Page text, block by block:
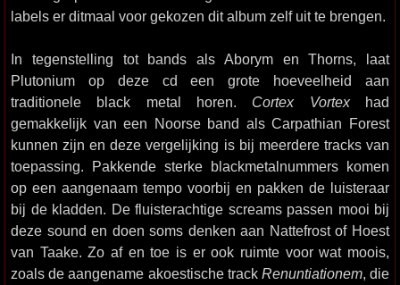
labels er ditmaal voor gekozen dit album zelf uit te brengen.
In tegenstelling tot bands als Aborym en Thorns, laat
Plutonium op deze cd een grote hoeveelheid aan
traditionele black metal horen. Cortex Vortexhad
gemakkelijk van een Noorse band als Carpathian Forest
kunnen zijn en deze vergelijking is bij meerdere tracks van
toepassing. Pakkende sterke blackmetalnummers komen
op een aangenaam tempo voorbij en pakken de luisteraar
bij de kladden. De fluisterachtige screams passen mooi bij
deze sound en doen soms denken aan Nattefrost of Hoest
van Taake. Zo af en toe is er ook ruimte voor wat moois,
zoals de aangename akoestische track Renuntiationem, die